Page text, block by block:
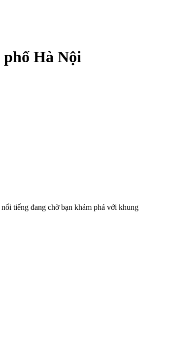
Hà Nội
tiếng đang chờ bạn khám phá với khung